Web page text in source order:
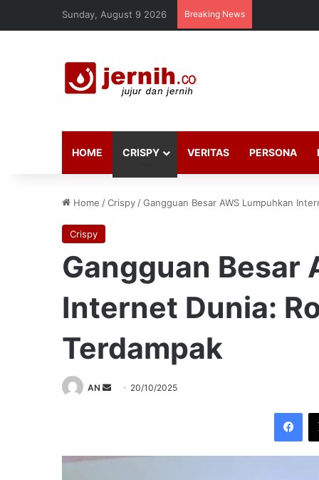
Sunday, August 9 2026 Breaking News
HOME CRISPY VERITAS PERSONA
Home /Crispy /Gangguan Besar AWS Lumpuhkan
Crispy
Gangguan Besar
Internet Dunia:
Terdampak
AN
Send 20/10/2025